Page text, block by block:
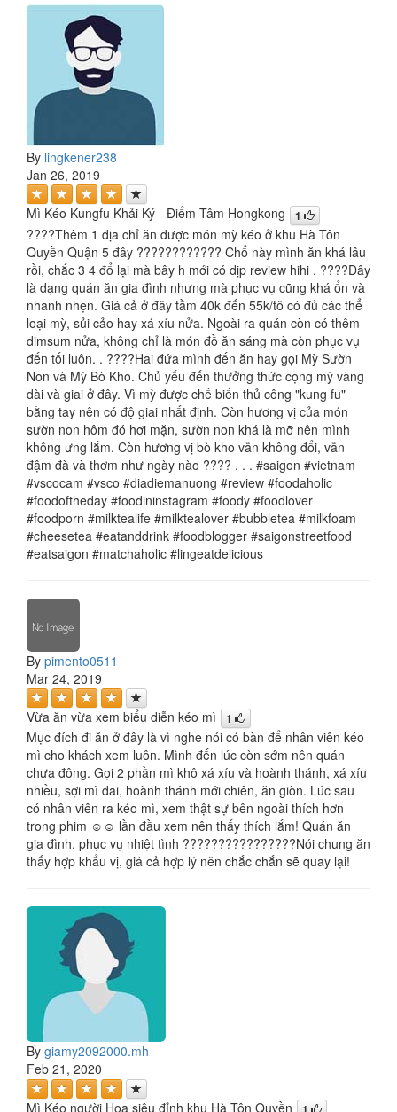
By lingkener238
Jan 26, 2019
Mì Kéo Kungfu Khải Ký - Điểm Tâm Hongkong 1
????Thêm 1 địa chỉ ăn được món mỳ kéo ở khu Hà Tôn
Quyền Quận 5 đây ???????????? Chổ này mình ăn khá lâu
rồi, chắc 3 4 đổ lại mà bây h mới có dịp review hihi . ????Đây
là dạng quán ăn gia đình nhưng mà phục vụ cũng khá ổn và
nhanh nhẹn. Giá cả ở đây tầm 40k đến 55k/tô có đủ các thể
loại mỳ, sủi cảo hay xá xíu nửa. Ngoài ra quán còn có thêm
dimsum nửa, không chỉ là món đồ ăn sáng mà còn phục vụ
đến tối luôn. . ????Hai đứa mình đến ăn hay gọi Mỳ Sườn
Non và Mỳ Bò Kho. Chủ yếu đến thưởng thức cọng mỳ vàng
dài và giai ở đây. Vì mỳ được chế biến thủ công "kung fu"
bằng tay nên có độ giai nhất định. Còn hương vị của món
sườn non hôm đó hơi mặn, sườn non khá là mỡ nên mình
không ưng lắm. Còn hương vị bò kho vẫn không đổi, vẫn
đậm đà và thơm như ngày nào ???? . . . #saigon #vietnam
#vscocam #vsco #diadiemanuong #review #foodaholic
#foodoftheday #foodininstagram #foody #foodlover
#foodporn #milktealife #milktealover #bubbletea #milkfoam
#cheesetea #eatanddrink #foodblogger #saigonstreetfood
#eatsaigon #matchaholic #lingeatdelicious
By pimento0511
Mar 24, 2019
Vừa ăn vừa xem biểu diễn kéo mì 1
Mục đích đi ăn ở đây là vì nghe nói có bàn để nhân viên kéo
mì cho khách xem luôn. Mình đến lúc còn sớm nên quán
chưa đông. Gọi 2 phần mì khô xá xíu và hoành thánh, xá xíu
nhiều, sợi mì dai, hoành thánh mới chiên, ăn giòn. Lúc sau
có nhân viên ra kéo mì, xem thật sự bên ngoài thích hơn
trong phim ☺️☺️ lần đầu xem nên thấy thích lắm! Quán ăn
gia đình, phục vụ nhiệt tình ????????????????Nói chung ăn
thấy hợp khẩu vị, giá cả hợp lý nên chắc chắn sẽ quay lại!
By giamy2092000.mh
Feb 21, 2020
Mì Kéo người Hoa siêu đỉnh khu Hà Tôn Quyền